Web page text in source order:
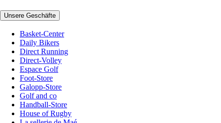
Unsere Geschäfte
Basket-Center
Daily Bikers
Direct Running
Direct-Volley
Espace Golf
Foot-Store
Galopp-Store
Golf and co
Handball-Store
House of Rugby